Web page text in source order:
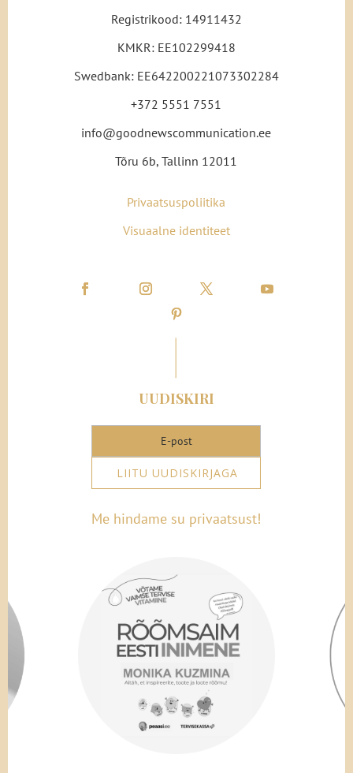
UUDISKIRI
LIITU UUDISKIRJAGA
Me hindame su privaatsust!
Registrikood: 14911432
KMKR: EE102299418
Swedbank: EE642200221073302284
+372 5551 7551
info@goodnewscommunication.ee
Tõru 6b, Tallinn 12011
Privaatsuspoliitika
Visuaalne identiteet